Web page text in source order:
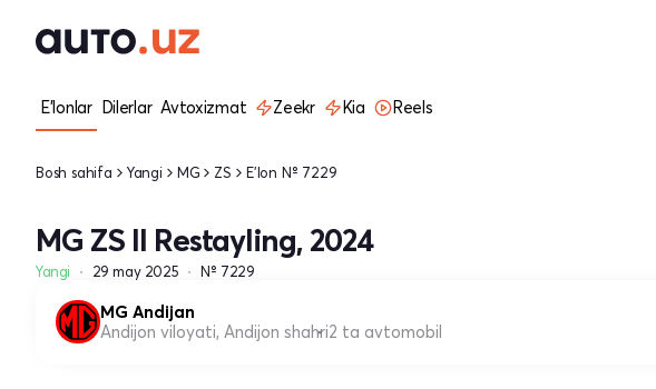
E'lonlar Dilerlar Avtoxizmat Zeekr Kia Reels
Bosh sahifa Yangi MG ZS E'lon № 7229
MG ZS II Restayling, 2024
Yangi 29 may 2025 № 7229
MG Andijan
Andijon viloyati, Andijon shahri2 ta avtomobil